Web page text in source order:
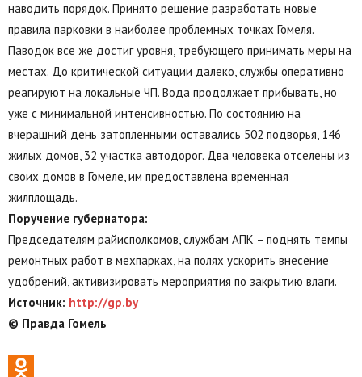
наводить порядок. Принято решение разработать новые
правила парковки в наиболее проблемных точках Гомеля.
Паводок все же достиг уровня, требующего принимать меры на
местах. До критической ситуации далеко, службы оперативно
реагируют на локальные ЧП. Вода продолжает прибывать, но
уже с минимальной интенсивностью. По состоянию на
вчерашний день затопленными оставались 502 подворья, 146
жилых домов, 32 участка автодорог. Два человека отселены из
своих домов в Гомеле, им предоставлена временная
жилплощадь.
Поручение губернатора:
Председателям райисполкомов, службам АПК – поднять темпы
ремонтных работ в мехпарках, на полях ускорить внесение
удобрений, активизировать мероприятия по закрытию влаги.
Источник: http://gp.by
© Правда Гомель